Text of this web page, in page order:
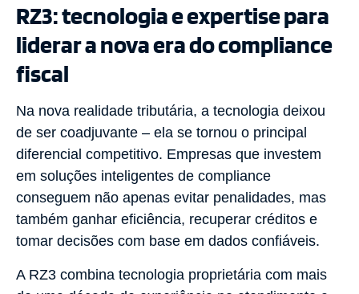
RZ3: tecnologia e expertise para
liderar a nova era do compliance
fiscal
Na nova realidade tributária, a tecnologia deixou
de ser coadjuvante – ela se tornou o principal
diferencial competitivo. Empresas que investem
em soluções inteligentes de compliance
conseguem não apenas evitar penalidades, mas
também ganhar eficiência, recuperar créditos e
tomar decisões com base em dados confiáveis.
A RZ3 combina tecnologia proprietária com mais